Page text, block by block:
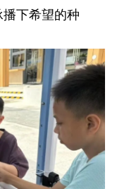
下希望的种